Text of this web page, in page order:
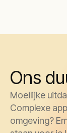
Ons
Moeilijke
Complexe
omgeving?